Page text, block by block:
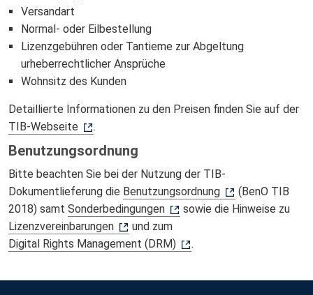
Versandart
Normal- oder Eilbestellung
Lizenzgebühren oder Tantieme zur Abgeltung
urheberrechtlicher Ansprüche
Wohnsitz des Kunden
Detaillierte Informationen zu den Preisen finden Sie auf der
TIB-Webseite
.
Benutzungsordnung
Bitte beachten Sie bei der Nutzung der TIB-
Dokumentlieferung die Benutzungsordnung
(BenO TIB
2018) samt Sonderbedingungen
sowie die Hinweise zu
Lizenzvereinbarungen
und zum
Digital Rights Management (DRM)
.